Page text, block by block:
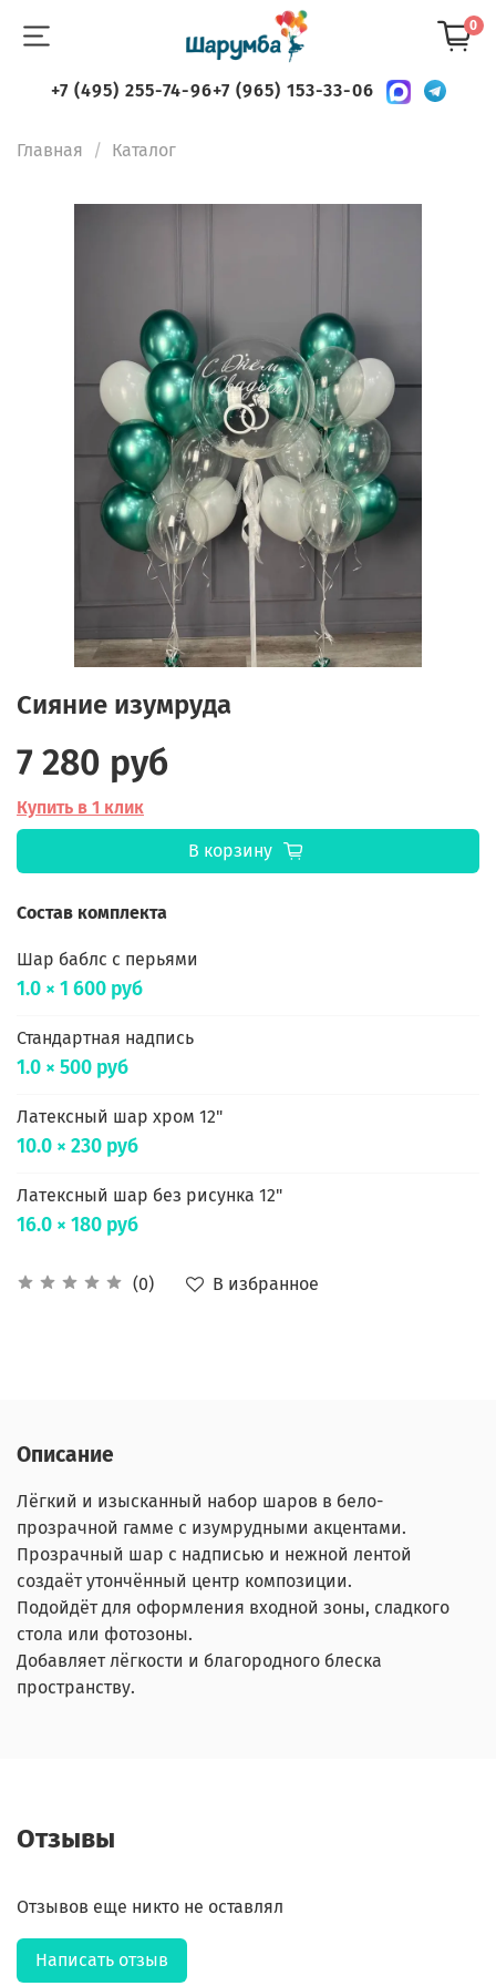
0
+7 (495) 255-74-96+7 (965) 153-33-06
Главная Каталог
Сияние изумруда
(0) В избранное
7 280 руб
Купить в 1 клик
В корзину
Состав комплекта
Шар баблс с перьями
1.0 × 1 600 руб
Стандартная надпись
1.0 × 500 руб
Латексный шар хром 12"
10.0 × 230 руб
Латексный шар без рисунка 12"
16.0 × 180 руб
Описание
Лёгкий и изысканный набор шаров в бело-
прозрачной гамме с изумрудными акцентами.
Прозрачный шар с надписью и нежной лентой
создаёт утончённый центр композиции.
Подойдёт для оформления входной зоны, сладкого
стола или фотозоны.
Добавляет лёгкости и благородного блеска
пространству.
Отзывы
Отзывов еще никто не оставлял
Написать отзыв